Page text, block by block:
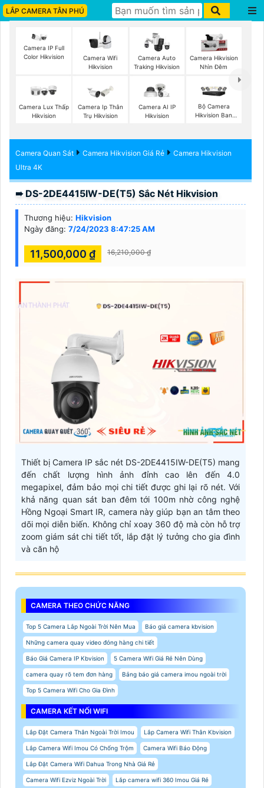
LẮP CAMERA TÂN PHÚ
Camera IP Full
Color Hikvision
Camera Wifi
Hikvision
Camera Auto
Traking Hikvision
Camera Hikvision
Nhìn Đêm
Camera Lux Thấp
Hikvision
Camera Ip Thân
Trụ Hikvision
Camera AI IP
Hikvision
Bộ Camera
Hikvision Ban
Camera Quan Sát Camera Hikvision Giá Rẻ
Camera Hikvision
Ultra 4K
➠ DS-2DE4415IW-DE(T5) Sắc Nét Hikvision
Thương hiệu: Hikvision
Ngày đăng: 7/24/2023 8:47:25 AM
11,500,000 ₫ 16,210,000 ₫
Thiết bị Camera IP sắc nét DS-2DE4415IW-DE(T5) mang
đến chất lượng hình ảnh đỉnh cao lên đến 4.0
megapixel, đảm bảo mọi chi tiết được ghi lại rõ nét. Với
khả năng quan sát ban đêm tới 100m nhờ công nghệ
Hồng Ngoại Smart IR, camera này giúp bạn an tâm theo
dõi mọi diễn biến. Không chỉ xoay 360 độ mà còn hỗ trợ
zoom giám sát chi tiết tốt, lắp đặt lý tưởng cho gia đình
và căn hộ
CAMERA THEO CHỨC NĂNG
Top 5 Camera Lắp Ngoài Trời Nên Mua Báo giá camera kbvision
Những camera quay video đóng hàng chi tiết
Báo Giá Camera IP Kbvision 5 Camera Wifi Giá Rẻ Nên Dùng
camera quay rõ tem đơn hàng Bảng báo giá camera imou ngoài trời
Top 5 Camera Wifi Cho Gia Đình
CAMERA KẾT NỐI WIFI
Lắp Đặt Camera Thân Ngoài Trời Imou Lắp Camera Wifi Thân Kbvision
Lắp Camera Wifi Imou Có Chống Trộm Camera Wifi Báo Động
Lắp Đặt Camera Wifi Dahua Trong Nhà Giá Rẻ
Camera Wifi Ezviz Ngoài Trời Lắp camera wifi 360 Imou Giá Rẻ